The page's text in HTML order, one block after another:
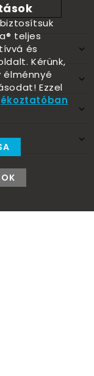
teljes
és
Kérünk,
Ezzel